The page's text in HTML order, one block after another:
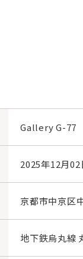
Gallery G-77
2025年12月
京都市中京区
地下鉄烏丸線